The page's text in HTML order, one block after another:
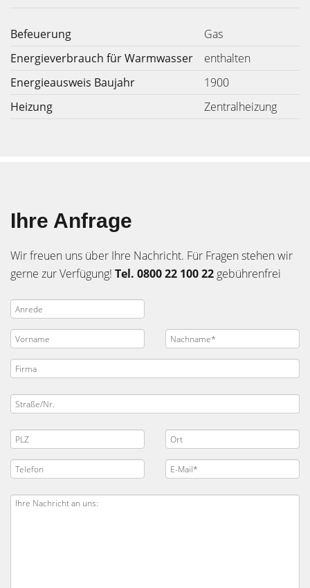
Befeuerung
Gas
Energieverbrauch für Warmwasser
enthalten
Energieausweis Baujahr
1900
Heizung
Zentralheizung
Ihre Anfrage
Wir freuen uns über Ihre Nachricht. Für Fragen stehen wir
gerne zur Verfügung! Tel. 0800 22 100 22 gebührenfrei